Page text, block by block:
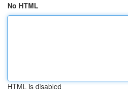
No HTML
HTML is disabled